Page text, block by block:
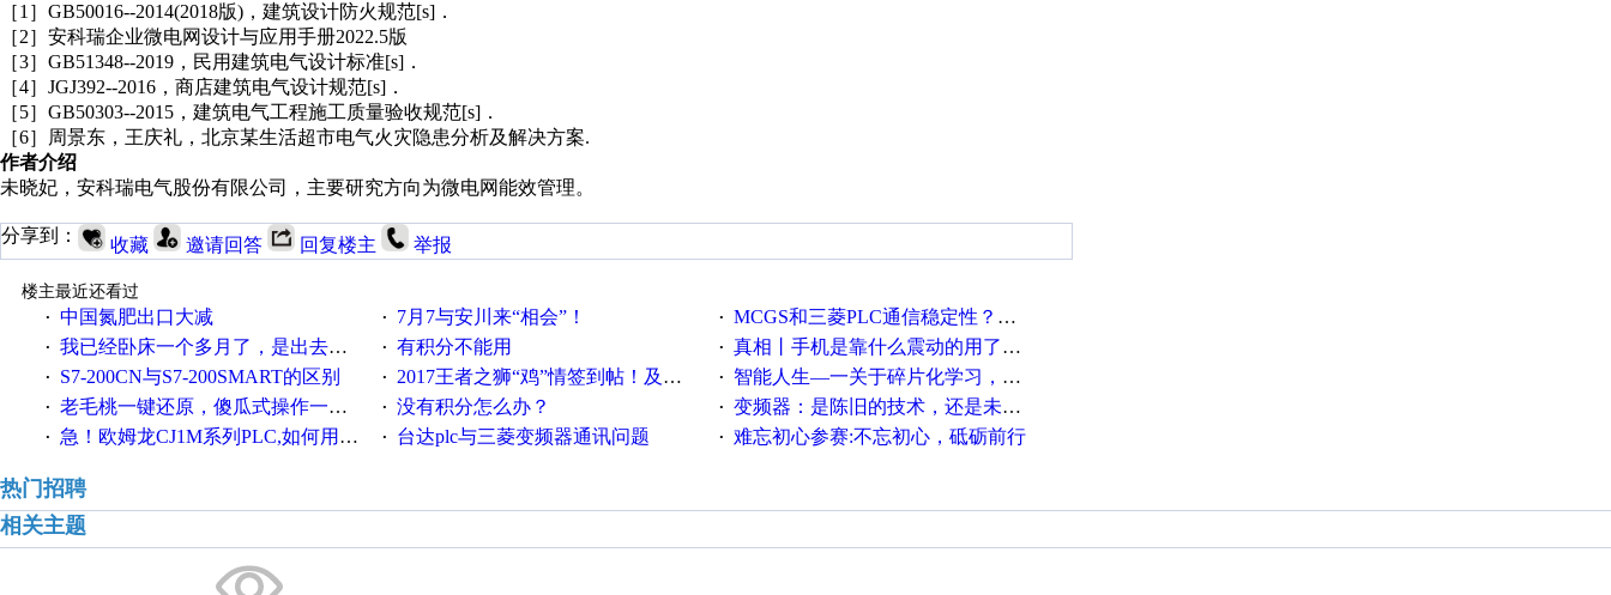
［1］GB50016--2014(2018版)，建筑设计防火规范[s]．
［2］安科瑞企业微电网设计与应用手册2022.5版
［3］GB51348--2019，民用建筑电气设计标准[s]．
［4］JGJ392--2016，商店建筑电气设计规范[s]．
［5］GB50303--2015，建筑电气工程施工质量验收规范[s]．
［6］周景东，王庆礼，北京某生活超市电气火灾隐患分析及解决方案.
作者介绍
未晓妃，安科瑞电气股份有限公司，主要研究方向为微电网能效管理。
分享到： 收藏 邀请回答 回复楼主 举报
楼主最近还看过
· 中国氮肥出口大减 · 7月7与安川来“相会”！ · MCGS和三菱PLC通信稳定性？？？
· 我已经卧床一个多月了，是出去安装机械手在高速遭遇车祸所致:大家工作都要特别注意啊 · 有积分不能用 · 真相丨手机是靠什么震动的用了这么多年才知道！
· S7-200CN与S7-200SMART的区别 · 2017王者之狮“鸡”情签到帖！及时更新在线研讨会预告 · 智能人生—一关于碎片化学习，看这一篇就够了！
· 老毛桃一键还原，傻瓜式操作一键轻松备份还原；程序为向导式安装，一键即可实现自动备份或还原系统。 · 没有积分怎么办？ · 变频器：是陈旧的技术，还是未来的幕后英雄？
· 急！欧姆龙CJ1M系列PLC,如何用时间控制变频器。要求时间在组态王中可以自由输入！拜托各位大神了！ · 台达plc与三菱变频器通讯问题 · 难忘初心参赛:不忘初心，砥砺前行
热门招聘
相关主题